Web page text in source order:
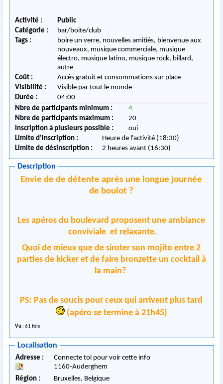
Activité :
Public
Catégorie :
bar/boite/club
Tags :
boire un verre, nouvelles amitiés, bienvenue aux
nouveaux, musique commerciale, musique
électro, musique latino, musique rock, billard,
autre
Coût :
Accès gratuit et consommations sur place
Visibilité :
Visible par tout le monde
Durée :
04:00
Nbre de participants minimum :
4
Nbre de participants maximum :
20
Inscription à plusieurs possible :
oui
Limite d'inscription :
Heure de l'activité (18:30)
Limite de désinscription :
2 heures avant (16:30)
Description
Envie de de détente après une longue journée
de boulot ?
Les apéros du boulevard proposent une ambiance
conviviale et relaxante.
Quoi de mieux que de siroter son mojito entre 2
parties de kicker et de faire bronzette un cocktail à
la main?
(apéro se termine à 21h45)
Vu : 61 fois
Localisation
Adresse :
Connecte toi pour voir cette info
1160-Auderghem
Région :
Bruxelles, Belgique